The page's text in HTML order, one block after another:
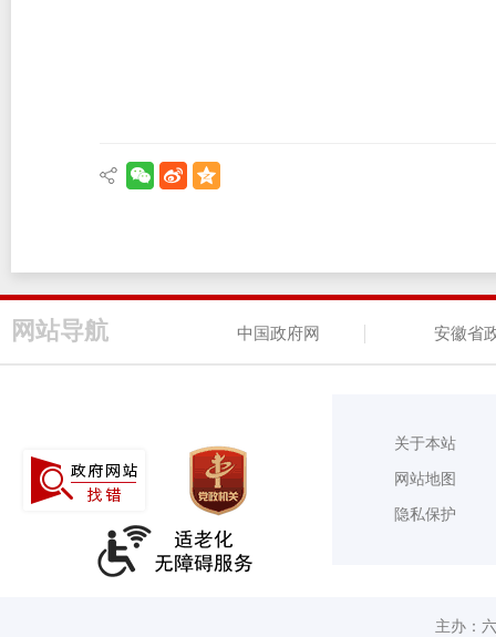
网站导航 中国政府网 安徽省
关于本站
网站地图
隐私保护
主办：